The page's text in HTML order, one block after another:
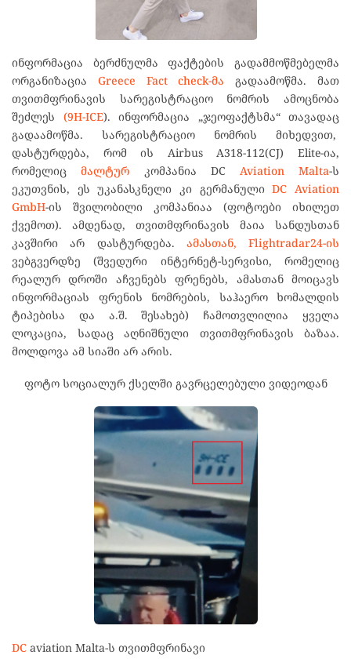
ინფორმაცია ბერძნულმა ფაქტების გადამმოწმებელმა
ორგანიზაცია Greece Fact check-მა გადაამოწმა. მათ
თვითმფრინავის სარეგისტრაციო ნომრის ამოცნობა
შეძლეს (9H-ICE). ინფორმაცია „ჯეოფაქტსმა“ თავადაც
გადაამოწმა. სარეგისტრაციო ნომრის მიხედვით,
დასტურდება, რომ ის Airbus A318-112(CJ) Elite-ია,
რომელიც მალტურ კომპანია DC Aviation Malta-ს
ეკუთვნის, ეს უკანასკნელი კი გერმანულიDC Aviation
GmbH-ის შვილობილი კომპანიაა (ფოტოები იხილეთ
ქვემოთ). ამდენად, თვითმფრინავის მაია სანდუსთან
კავშირი არ დასტურდება. ამასთან, Flightradar24-ის
ვებგვერდზე (შვედური ინტერნეტ-სერვისი, რომელიც
რეალურ დროში აჩვენებს ფრენებს, ამასთან მოიცავს
ინფორმაციას ფრენის ნომრების, საჰაერო ხომალდის
ტიპებისა და ა.შ. შესახებ) ჩამოთვლილია ყველა
ლოკაცია, სადაც აღნიშნული თვითმფრინავის ბაზაა.
მოლდოვა ამ სიაში არ არის.
ფოტო სოციალურ ქსელში გავრცელებული ვიდეოდან
DC aviation Malta-ს თვითმფრინავი